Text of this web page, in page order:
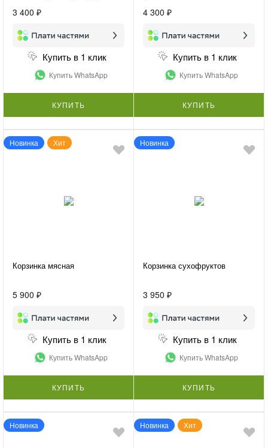
3 400 ₽
Купить в 1 клик
Купить WhatsApp
КУПИТЬ
4 300 ₽
Купить в 1 клик
Купить WhatsApp
КУПИТЬ
Новинка Хит
Корзинка мясная
5 900 ₽
Купить в 1 клик
Купить WhatsApp
КУПИТЬ
Новинка
Корзинка сухофруктов
3 950 ₽
Купить в 1 клик
Купить WhatsApp
КУПИТЬ
Новинка Новинка Хит